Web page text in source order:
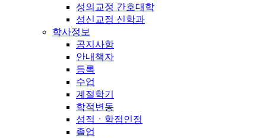
성의교정 간호대학
성신교정 신학과
학사정보
공지사항
안내책자
등록
수업
계절학기
학적변동
성적ㆍ학점인정
졸업